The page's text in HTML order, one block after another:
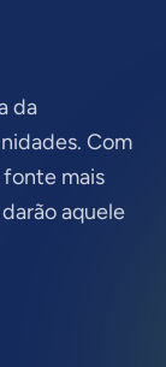
da
Com
fonte mais
aquele